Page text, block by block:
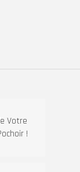
Votre
!